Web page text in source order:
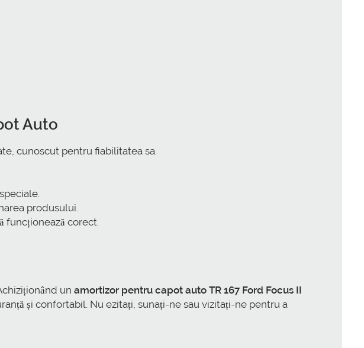
Auto
cunoscut pentru fiabilitatea sa.
produsului.
funcționează corect.
un amortizor pentru capot auto TR 167 Ford Focus II
și confortabil. Nu ezitați, sunați-ne sau vizitați-ne pentru a